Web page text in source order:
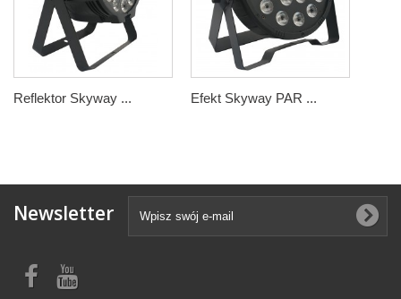
Reflektor Skyway ... Efekt Skyway PAR ...
Newsletter